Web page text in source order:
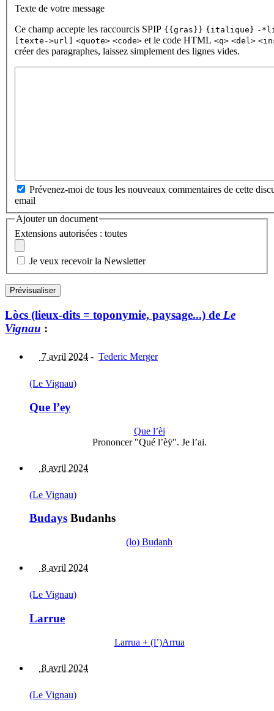
Texte de votre message
Ce champ accepte les raccourcis SPIP {{gras}} {italique} -
[texte->url]
<quote> <code> et le code HTML <q> <del>
créer des paragraphes, laissez simplement des lignes vides.
Prévenez-moi de tous les nouveaux commentaires de cette
email
Ajouter un document
Extensions autorisées : toutes
Je veux recevoir la Newsletter
Lòcs (lieux-dits = toponymie, paysage...) de Le
Vignau :
7 avril 2024 - Tederic Merger
(Le Vignau)
Que l’ey
Que l’èi
Prononcer "Qué l’èÿ". Je l’ai.
8 avril 2024
(Le Vignau)
Budays Budanhs
(lo) Budanh
8 avril 2024
(Le Vignau)
Larrue
Larrua + (l’)Arrua
8 avril 2024
(Le Vignau)